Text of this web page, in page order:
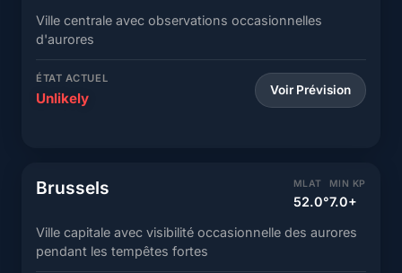
Ville centrale avec observations occasionnelles
d'aurores
ÉTAT ACTUEL
Unlikely Voir Prévision
Brussels MLAT
52.0°
MIN KP
7.0+
Ville capitale avec visibilité occasionnelle des aurores
pendant les tempêtes fortes